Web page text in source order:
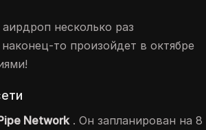
несколько раз
то произойдет в октябре
Network. Он запланирован на 8